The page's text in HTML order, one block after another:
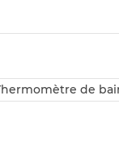
thermomètre de